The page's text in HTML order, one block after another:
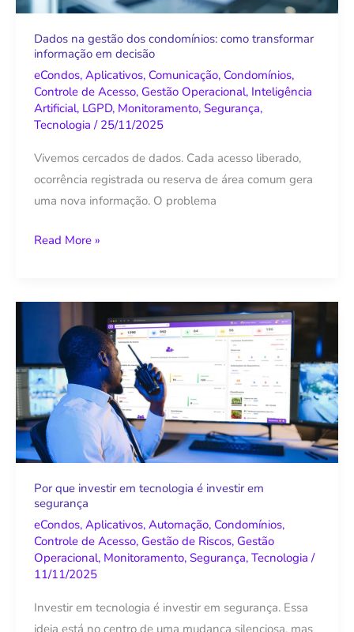
Dados na gestão dos condomínios: como transformar
informação em decisão
eCondos, Aplicativos, Comunicação, Condomínios,
Controle de Acesso, Gestão Operacional, Inteligência
Artificial, LGPD, Monitoramento, Segurança,
Tecnologia / 25/11/2025
Vivemos cercados de dados. Cada acesso liberado,
ocorrência registrada ou reserva de área comum gera
uma nova informação. O problema
informação
em
decisão
Read More »
Por que investir em tecnologia é investir em
segurança
eCondos, Aplicativos, Automação, Condomínios,
Controle de Acesso, Gestão de Riscos, Gestão
Operacional, Monitoramento, Segurança, Tecnologia /
11/11/2025
Investir em tecnologia é investir em segurança. Essa
ideia está no centro de uma mudança silenciosa, mas
investir
em
tecnologia
é
investir
em
segurança